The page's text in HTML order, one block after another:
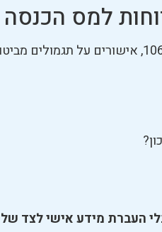
למס
לאסוף את המסמכים שרלוונטים להגשת הדוחות- טפסי 106,
העברת מידע אישי לצד